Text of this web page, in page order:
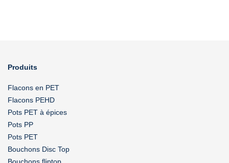
Produits
Flacons en PET
Flacons PEHD
Pots PET à épices
Pots PP
Pots PET
Bouchons Disc Top